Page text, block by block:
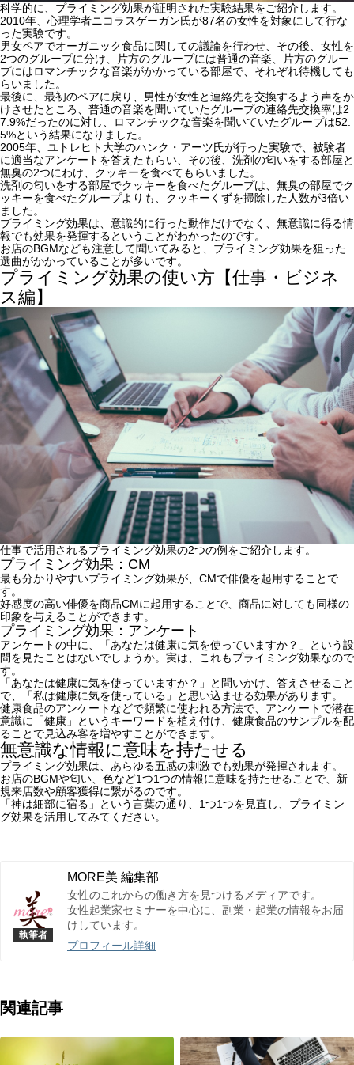
科学的に、プライミング効果が証明された実験結果をご紹介します。
2010年、心理学者ニコラスゲーガン氏が87名の女性を対象にして行な
った実験です。
男女ペアでオーガニック食品に関しての議論を行わせ、その後、女性を
2つのグループに分け、片方のグループには普通の音楽、片方のグルー
プにはロマンチックな音楽がかかっている部屋で、それぞれ待機しても
らいました。
最後に、最初のペアに戻り、男性が女性と連絡先を交換するよう声をか
けさせたところ、普通の音楽を聞いていたグループの連絡先交換率は2
7.9%だったのに対し、ロマンチックな音楽を聞いていたグループは52.
5%という結果になりました。
2005年、ユトレヒト大学のハンク・アーツ氏が行った実験で、被験者
に適当なアンケートを答えたもらい、その後、洗剤の匂いをする部屋と
無臭の2つにわけ、クッキーを食べてもらいました。
洗剤の匂いをする部屋でクッキーを食べたグループは、無臭の部屋でク
ッキーを食べたグループよりも、クッキーくずを掃除した人数が3倍い
ました。
プライミング効果は、意識的に行った動作だけでなく、 無意識に得る情
報でも効果を発揮するということがわかったのです。
お店のBGMなども注意して聞いてみると、プライミング効果を狙った
選曲がかかっていることが多いです。
プライミング効果の使い方【仕事・ビジネ
ス編】
仕事で活用されるプライミング効果の2つの例をご紹介します。
プライミング効果：CM
最も分かりやすいプライミング効果が、CMで俳優を起用することで
す。
好感度の高い俳優を商品CMに起用することで、商品に対しても同様の
印象を与えることができます。
プライミング効果：アンケート
アンケートの中に、「あなたは健康に気を使っていますか？」という設
問を見たことはないでしょうか。実は、これもプライミング効果なので
す。
「あなたは健康に気を使っていますか？」と問いかけ、答えさせること
で、「私は健康に気を使っている」と思い込ませる効果があります。
健康食品のアンケートなどで頻繁に使われる方法で、アンケートで潜在
意識に「健康」というキーワードを植え付け、健康食品のサンプルを配
ることで見込み客を増やすことができます。
無意識な情報に意味を持たせる
プライミング効果は、あらゆる五感の刺激でも効果が発揮されます。
お店のBGMや匂い、色など1つ1つの情報に意味を持たせることで、新
規来店数や顧客獲得に繋がるのです。
「神は細部に宿る」という言葉の通り、1つ1つを見直し、プライミン
グ効果を活用してみてください。
MORE美 編集部
女性のこれからの働き方を見つけるメディアです。
女性起業家セミナーを中心に、副業・起業の情報をお届
けしています。
プロフィール詳細
関連記事